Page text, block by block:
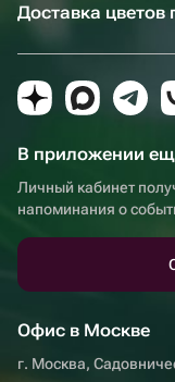
Доставка цветов
В приложении
Личный кабинет
напоминания о
Офис в Москве
г. Москва,